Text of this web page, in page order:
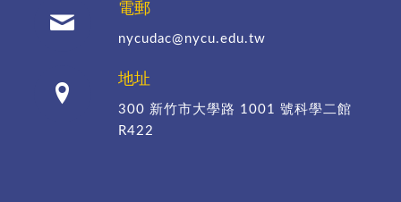
電郵
nycudac@nycu.edu.tw
地址
300 新竹市大學路 1001 號科學二館
R422